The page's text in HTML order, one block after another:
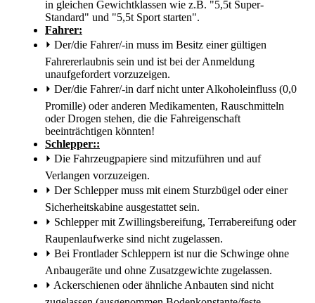
in gleichen Gewichtklassen wie z.B. "5,5t Super-
Standard" und "5,5t Sport starten".
Fahrer:
⏵ Der/die Fahrer/-in muss im Besitz einer gültigen
Fahrererlaubnis sein und ist bei der Anmeldung
unaufgefordert vorzuzeigen.
⏵ Der/die Fahrer/-in darf nicht unter Alkoholeinfluss (0,0
Promille) oder anderen Medikamenten, Rauschmitteln
oder Drogen stehen, die die Fahreigenschaft
beeinträchtigen könnten!
Schlepper::
⏵ Die Fahrzeugpapiere sind mitzuführen und auf
Verlangen vorzuzeigen.
⏵ Der Schlepper muss mit einem Sturzbügel oder einer
Sicherheitskabine ausgestattet sein.
⏵ Schlepper mit Zwillingsbereifung, Terrabereifung oder
Raupenlaufwerke sind nicht zugelassen.
⏵ Bei Frontlader Schleppern ist nur die Schwinge ohne
Anbaugeräte und ohne Zusatzgewichte zugelassen.
⏵ Ackerschienen oder ähnliche Anbauten sind nicht